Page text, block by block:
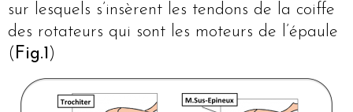
sur lesquels s’insèrent les tendons de la coiffe
des rotateurs qui sont les moteurs de l’épaule
( Fig.1 )